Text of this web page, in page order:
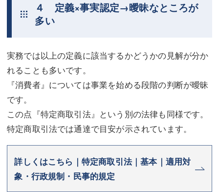
４ 定義×事実認定→曖昧なところが
多い
実務では以上の定義に該当するかどうかの見解が分か
れることも多いです。
『消費者』については事業を始める段階の判断が曖昧
です。
この点『特定商取引法』という別の法律も同様です。
特定商取引法では通達で目安が示されています。
詳しくはこちら｜特定商取引法｜基本｜適用対
象・行政規制・民事的規定